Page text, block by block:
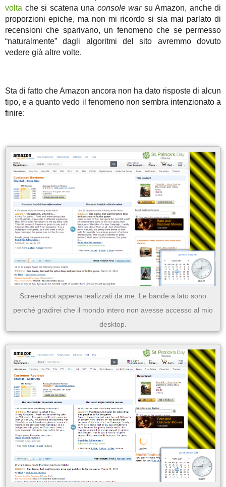
volta che si scatena una console warsu Amazon, anche di
proporzioni epiche, ma non mi ricordo si sia mai parlato di
recensioni che sparivano, un fenomeno che se permesso
“naturalmente” dagli algoritmi del sito avremmo dovuto
vedere già altre volte.
Sta di fatto che Amazon ancora non ha dato risposte di alcun
tipo, e a quanto vedo il fenomeno non sembra intenzionato a
finire:
Screenshot appena realizzati da me. Le bande a lato sono
perché gradirei che il mondo intero non avesse accesso al mio
desktop.